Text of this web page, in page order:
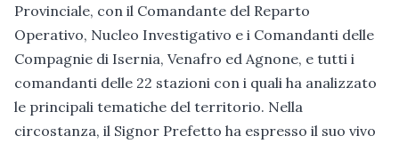
Provinciale, con il Comandante del Reparto
Operativo, Nucleo Investigativo e i Comandanti delle
Compagnie di Isernia, Venafro ed Agnone, e tutti i
comandanti delle 22 stazioni con i quali ha analizzato
le principali tematiche del territorio. Nella
circostanza, il Signor Prefetto ha espresso il suo vivo